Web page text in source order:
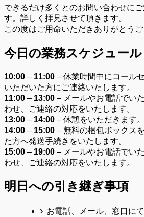
できるだけ多くとのお問い合わせに
す。詳しく拝見させて頂きます。
この度はご用命いただきありがとうご
今日の業務スケジュール
10:00 – 11:00 – 休業時間中にコール
いただいた方にご連絡いたします。
11:00 – 13:00 – メールやお電話でい
わせ、ご連絡の対応をいたします。
13:00 – 14:00 – 休憩をいただきます。
14:00 – 15:00 – 無料の梱包ボックス
た方へ発送手続きをいたします。
15:00 – 19:00 – メールやお電話でい
わせ、ご連絡の対応をいたします。
明日への引き継ぎ事項
お電話、メール、窓口に